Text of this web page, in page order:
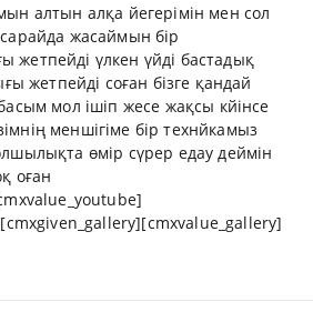
алтын алқа йегерімін мен сол
жасаймын бір
үлкен үйді бастадық
жетпейді соған бізге қандай
мол ішіп жесе жақсы кйінсе
меншігіме бір технйкамыз
өмір сүрер едау деймін
оған